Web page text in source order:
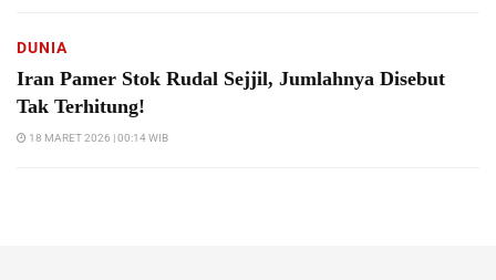
DUNIA
Iran Pamer Stok Rudal Sejjil, Jumlahnya Disebut
Tak Terhitung!
18 MARET 2026 | 00:14 WIB